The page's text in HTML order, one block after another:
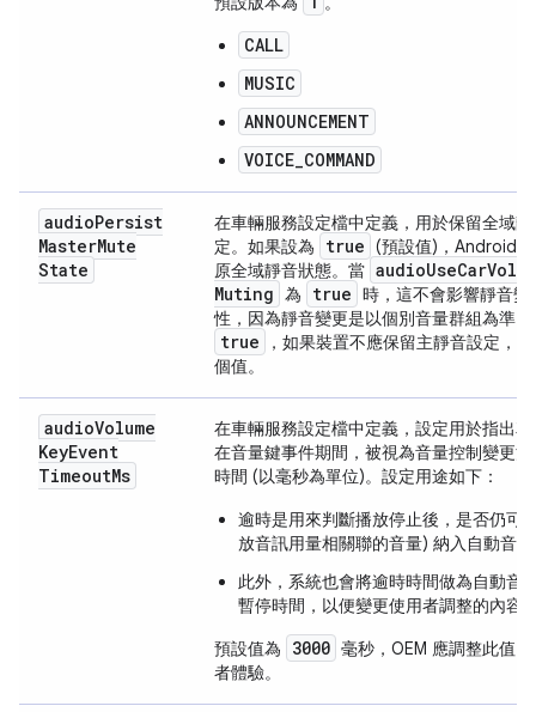
CALL
MUSIC
ANNOUNCEMENT
VOICE_COMMAND
audioPersist
MasterMute
State
在車輛服務設定檔中定義，用於保留全域
定。如果設為
true (預設值)，Android
原全域靜音狀態。當 audioUseCar
Muting 為 true 時，這不會影響靜音變
性，因為靜音變更是以個別音量群組為準
true
，如果裝置不應保留主靜音設定，
個值。
audioVolume
KeyEvent
TimeoutMs
在車輛服務設定檔中定義，設定用於指出
在音量鍵事件期間，被視為音量控制變更
時間 (以毫秒為單位)。設定用途如下：
逾時是用來判斷播放停止後，是否仍可
放音訊用量相關聯的音量) 納入自動音
此外，系統也會將逾時時間做為自動音
暫停時間，以便變更使用者調整的內容
預設值為
3000 毫秒，OEM 應調整此值
者體驗。